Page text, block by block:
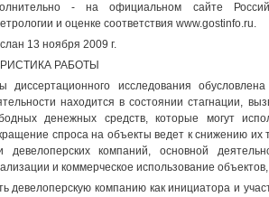
- на официальном сайте
и оценке соответствия www.gostinfo.ru.
13 ноября 2009 г.
РАБОТЫ
диссертационного исследования
находится в состоянии стагнации,
денежных средств, которые могут
спроса на объекты ведет к снижению их
девелоперских компаний, основной
и коммерческое использование
девелоперскую компанию как инициатора и